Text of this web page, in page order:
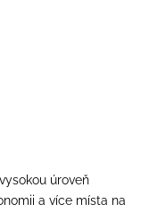
úroveň
a více místa na